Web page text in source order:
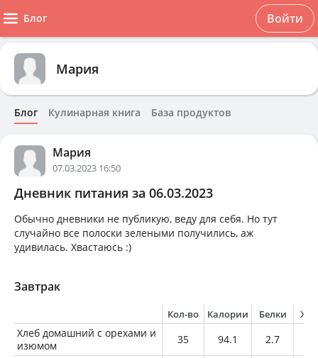
Блог Войти
Мария
Блог Кулинарная книга База продуктов
Мария
07.03.2023 16:50
Дневник питания за 06.03.2023
Обычно дневники не публикую, веду для себя. Но тут
случайно все полоски зелеными получились, аж
удивилась. Хвастаюсь :)
Завтрак
Кол-во Калории Белки
Хлеб домашний с орехами и
изюмом
35 94.1 2.7